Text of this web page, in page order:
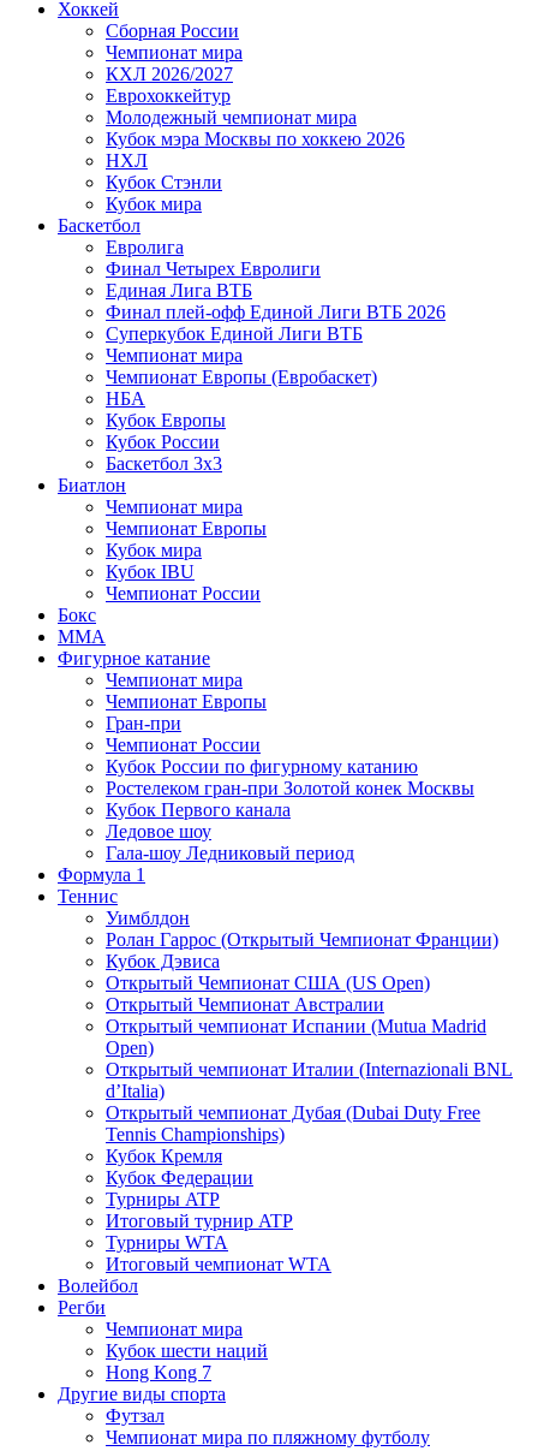
Хоккей
Сборная России
Чемпионат мира
КХЛ 2026/2027
Еврохоккейтур
Молодежный чемпионат мира
Кубок мэра Москвы по хоккею 2026
НХЛ
Кубок Стэнли
Кубок мира
Баскетбол
Евролига
Финал Четырех Евролиги
Единая Лига ВТБ
Финал плей-офф Единой Лиги ВТБ 2026
Суперкубок Единой Лиги ВТБ
Чемпионат мира
Чемпионат Европы (Евробаскет)
НБА
Кубок Европы
Кубок России
Баскетбол 3х3
Биатлон
Чемпионат мира
Чемпионат Европы
Кубок мира
Кубок IBU
Чемпионат России
Бокс
MMA
Фигурное катание
Чемпионат мира
Чемпионат Европы
Гран-при
Чемпионат России
Кубок России по фигурному катанию
Ростелеком гран-при Золотой конек Москвы
Кубок Первого канала
Ледовое шоу
Гала-шоу Ледниковый период
Формула 1
Теннис
Уимблдон
Ролан Гаррос (Открытый Чемпионат Франции)
Кубок Дэвиса
Открытый Чемпионат США (US Open)
Открытый Чемпионат Австралии
Открытый чемпионат Испании (Mutua Madrid
Open)
Открытый чемпионат Италии (Internazionali BNL
d’Italia)
Открытый чемпионат Дубая (Dubai Duty Free
Tennis Championships)
Кубок Кремля
Кубок Федерации
Турниры ATP
Итоговый турнир ATP
Турниры WTA
Итоговый чемпионат WTA
Волейбол
Регби
Чемпионат мира
Кубок шести наций
Hong Kong 7
Другие виды спорта
Футзал
Чемпионат мира по пляжному футболу